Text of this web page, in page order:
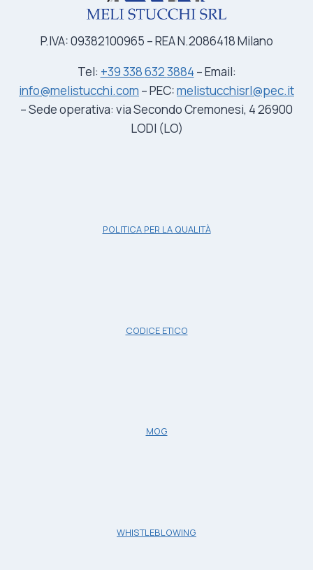
P.IVA: 09382100965 – REA N.2086418 Milano
Tel: +39 3386323884 – Email:
info@melistucchi.com – PEC:melistucchisrl@pec.it
– Sede operativa: via Secondo Cremonesi, 4 26900
LODI (LO)
POLITICA PER LA QUALITÀ
CODICE ETICO
MOG
WHISTLEBLOWING